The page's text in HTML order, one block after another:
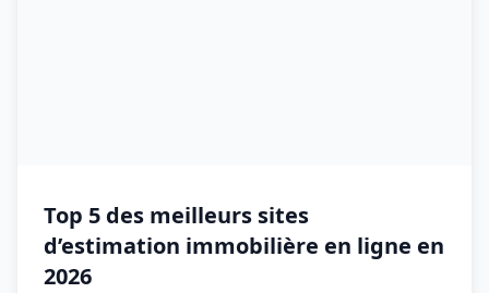
Top 5 des meilleurs sites
d’estimation immobilière en ligne en
2026